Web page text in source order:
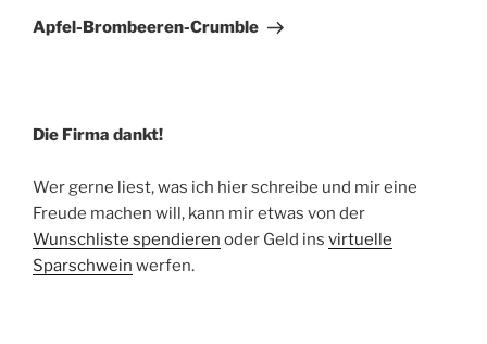
Beitrag
Apfel-Brombeeren-Crumble
Die Firma dankt!
Wer gerne liest, was ich hier schreibe und mir eine
Freude machen will, kann mir etwas von der
Wunschliste spendieren oder Geld ins virtuelle
Sparschwein werfen.